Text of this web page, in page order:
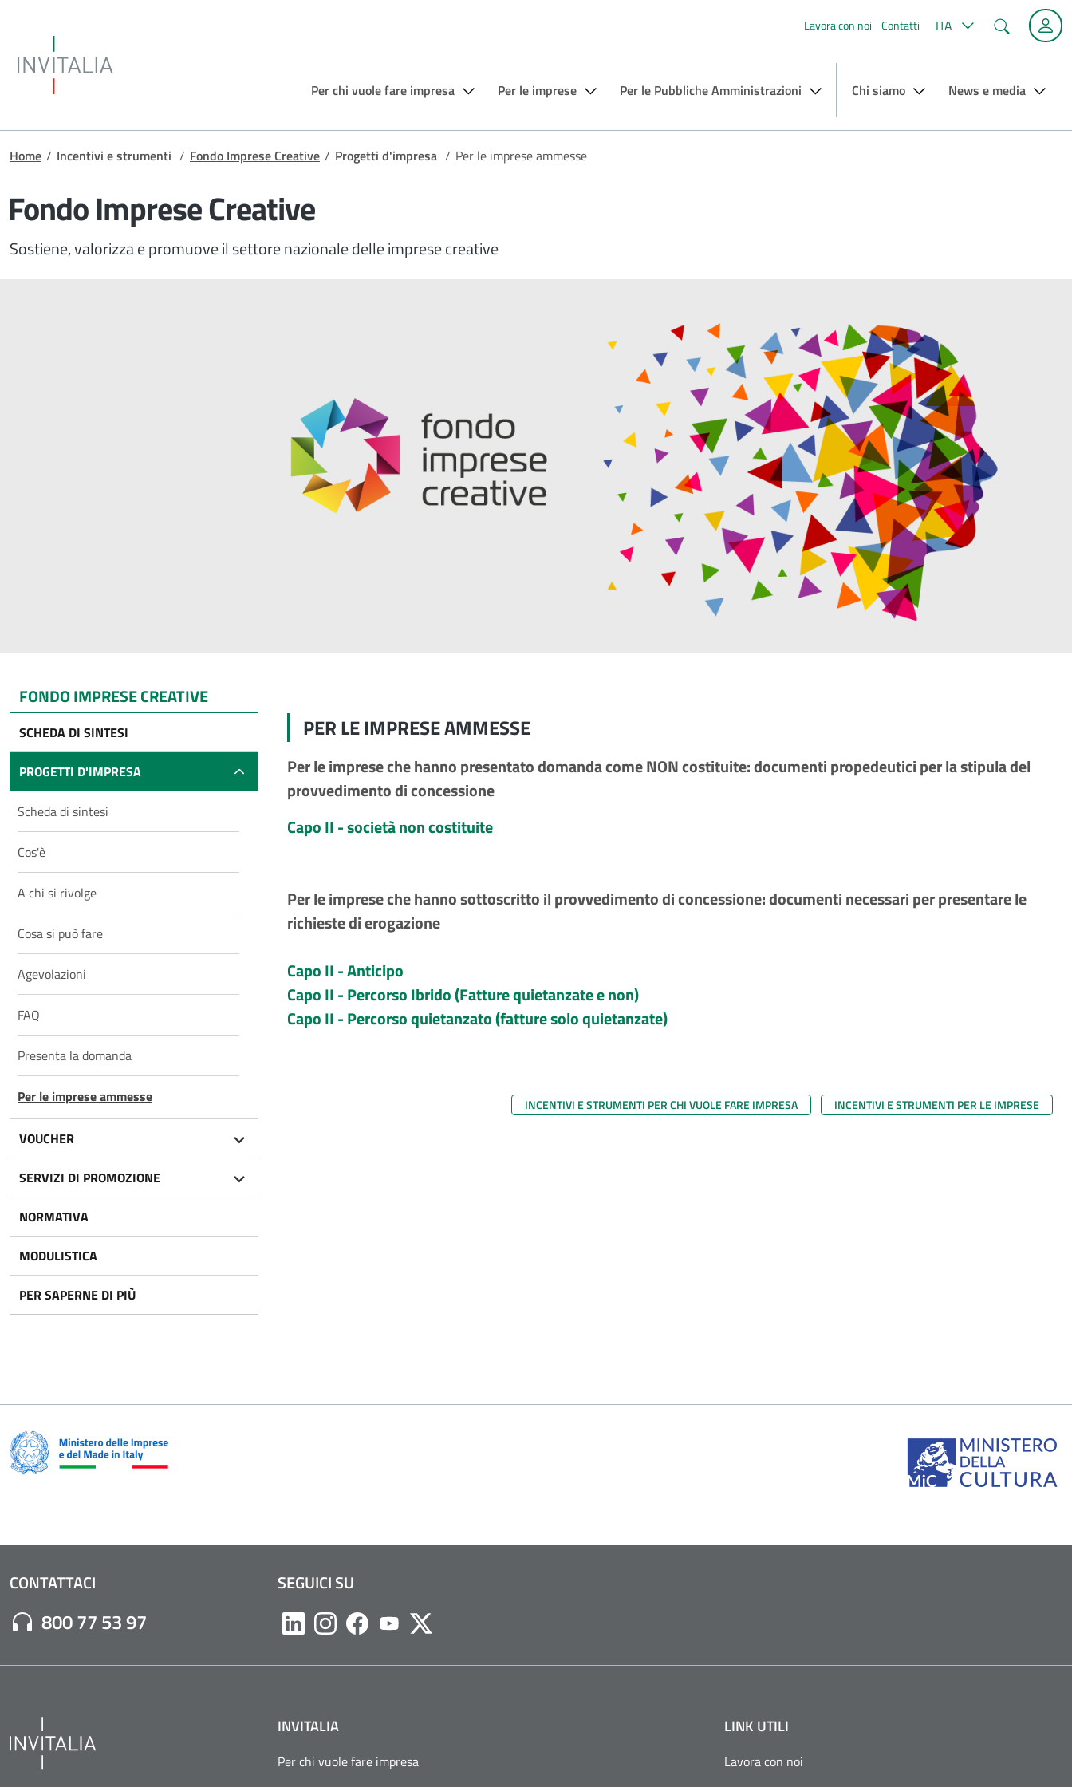
Lavora con noi Contatti ITA Cerca
Per chi vuole fare impresa Per le imprese Per le Pubbliche Amministrazioni Chi siamo News e media
Briciole di pane
Home / Incentivi e strumenti / Fondo Imprese Creative / Progetti d'impresa / Per le imprese ammesse
Fondo Imprese Creative
Sostiene, valorizza e promuove il settore nazionale delle imprese creative
FONDO IMPRESE CREATIVE
SCHEDA DI SINTESI
PROGETTI D'IMPRESA
Scheda di sintesi
Cos'è
A chi si rivolge
Cosa si può fare
Agevolazioni
FAQ
Presenta la domanda
Per le imprese ammesse
VOUCHER
SERVIZI DI PROMOZIONE
NORMATIVA
MODULISTICA
PER SAPERNE DI PIÙ
PER LE IMPRESE AMMESSE
Per le imprese che hanno presentato domanda come NON costituite: documenti propedeutici per la stipula del
provvedimento di concessione
Capo II - società non costituite
Per le imprese che hanno sottoscritto il provvedimento di concessione: documenti necessari per presentare le
richieste di erogazione
Capo II - Anticipo
Capo II - Percorso Ibrido (Fatture quietanzate e non)
Capo II - Percorso quietanzato (fatture solo quietanzate)
INCENTIVI E STRUMENTI PER CHI VUOLE FARE IMPRESA INCENTIVI E STRUMENTI PER LE IMPRESE
CONTATTACI
Numero di Telefono:
800 77 53 97
SEGUICI SU
LikedinInstagram
Facebook
YoutubeTwitter
INVITALIA
Per chi vuole fare impresa
LINK UTILI
Lavora con noi